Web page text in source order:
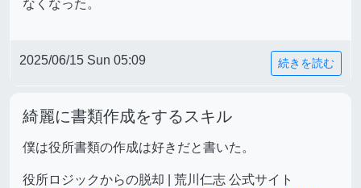
なくなった。
2025/06/15 Sun 05:09 続きを読む
綺麗に書類作成をするスキル
僕は役所書類の作成は好きだと書いた。
役所ロジックからの脱却 | 荒川仁志 公式サイト